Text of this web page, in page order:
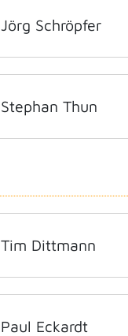
Jörg Schröpfer
Stephan Thun
Tim Dittmann
Paul Eckardt